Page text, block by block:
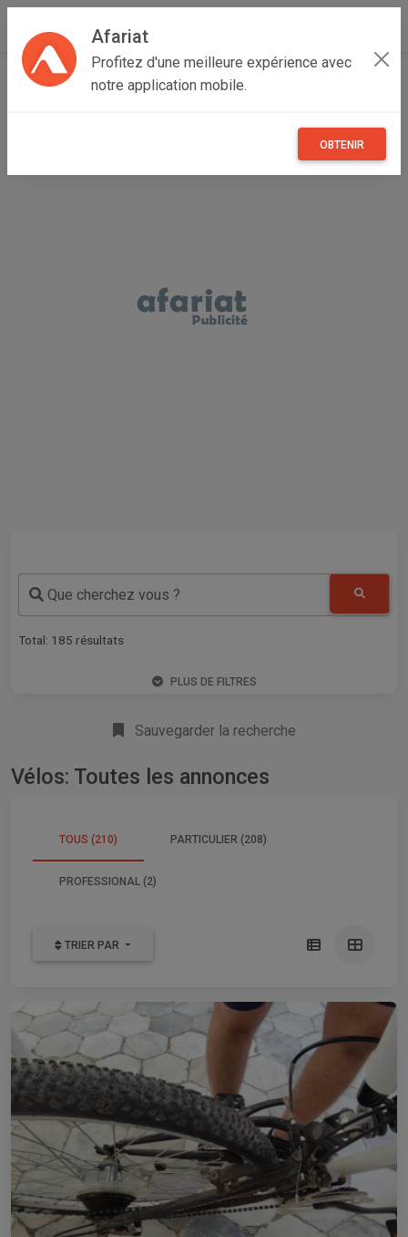
Afariat
Profitez d'une meilleure expérience avec
notre application mobile.
OBTENIR
Accueil Recherche Véhicules
Que cherchez vous ?
Total: 185 résultats
PLUS DE FILTRES
Sauvegarder la recherche
Vélos: Toutes les annonces
TOUS (210) PARTICULIER (208)
PROFESSIONAL (2)
TRIER PAR